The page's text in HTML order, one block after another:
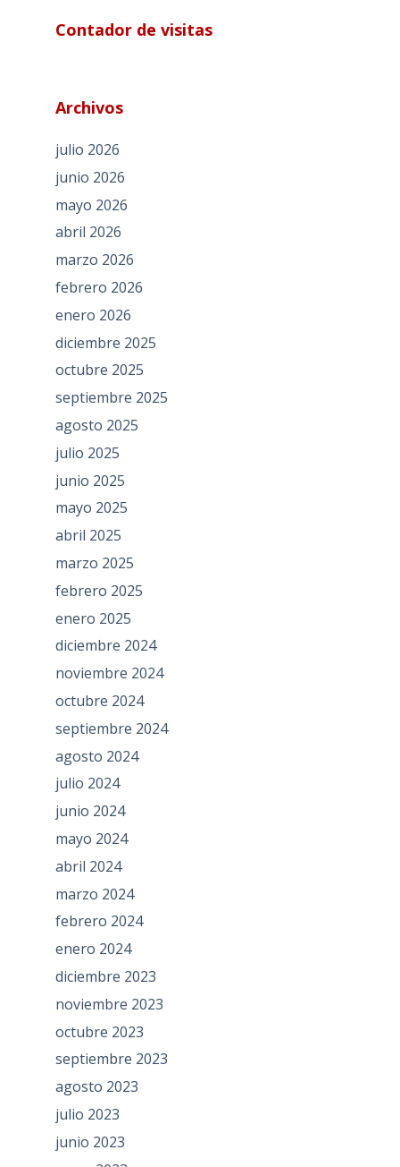
Contador de visitas
Archivos
julio 2026
junio 2026
mayo 2026
abril 2026
marzo 2026
febrero 2026
enero 2026
diciembre 2025
octubre 2025
septiembre 2025
agosto 2025
julio 2025
junio 2025
mayo 2025
abril 2025
marzo 2025
febrero 2025
enero 2025
diciembre 2024
noviembre 2024
octubre 2024
septiembre 2024
agosto 2024
julio 2024
junio 2024
mayo 2024
abril 2024
marzo 2024
febrero 2024
enero 2024
diciembre 2023
noviembre 2023
octubre 2023
septiembre 2023
agosto 2023
julio 2023
junio 2023